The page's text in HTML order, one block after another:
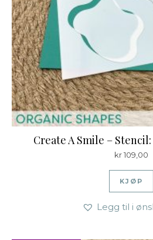
Create A Smile –
kr109,00
KJØP
Legg til i